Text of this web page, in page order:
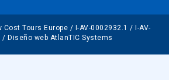
Tours Europe / I-AV-0002932.1 / I-AV-
/ Diseño web AtlanTIC Systems